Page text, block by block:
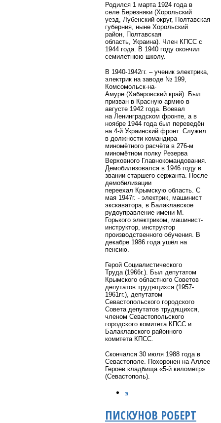
Родился 1 марта 1924 года в
селе Березняки (Хорольский
уезд, Лубенский округ, Полтавская
губерния, ныне Хорольский
район, Полтавская
область, Украина). Член КПСС с
1944 года. В 1940 году окончил
семилетнюю школу.
В 1940-1942гг. – ученик электрика,
электрик на заводе № 199,
Комсомольск-на-
Амуре (Хабаровский край). Был
призван в Красную армию в
августе 1942 года. Воевал
на Ленинградском фронте, а в
ноябре 1944 года был переведён
на 4-й Украинский фронт. Служил
в должности командира
миномётного расчёта в 276-м
миномётном полку Резерва
Верховного Главнокомандования.
Демобилизовался в 1946 году в
звании старшего сержанта. После
демобилизации
переехал Крымскую область. С
мая 1947г. - электрик, машинист
экскаватора, в Балаклавское
рудоуправление имени М.
Горького электриком, машинист-
инструктор, инструктор
производственного обучения. В
декабре 1986 года ушёл на
пенсию.
Герой Социалистического
Труда (1966г.). Был депутатом
Крымского областного Советов
депутатов трудящихся (1957-
1961гг.), депутатом
Севастопольского городского
Совета депутатов трудящихся,
членом Севастопольского
городского комитета КПСС и
Балаклавского районного
комитета КПСС.
Скончался 30 июля 1988 года в
Севастополе. Похоронен на Аллее
Героев кладбища «5-й километр»
(Севастополь).
ПИСКУНОВ РОБЕРТ